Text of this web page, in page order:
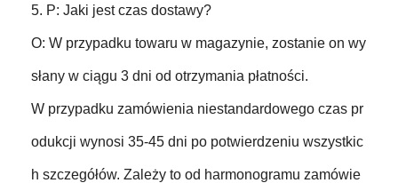
5. P: Jaki jest czas dostawy?
O: W przypadku towaru w magazynie, zostanie on wy
słany w ciągu 3 dni od otrzymania płatności.
W przypadku zamówienia niestandardowego czas pr
odukcji wynosi 35-45 dni po potwierdzeniu wszystkic
h szczegółów. Zależy to od harmonogramu zamówie